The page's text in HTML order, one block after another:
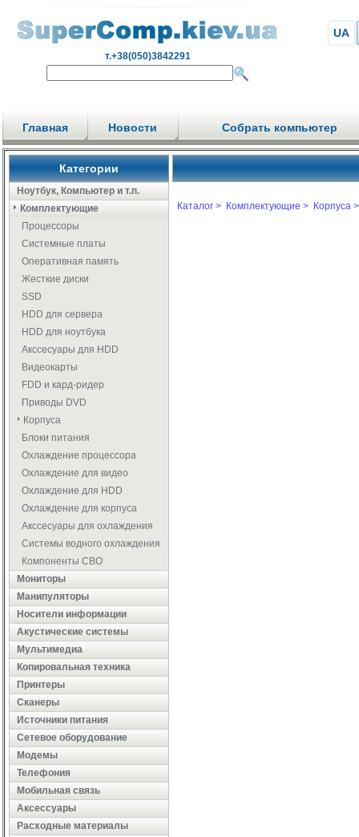
т.+38(050)3842291
UA
Главная Новости Собрать компьютер
Категории
Ноутбук, Компьютер и т.п.
Комплектующие
Процессоры
Системные платы
Оперативная память
Жесткие диски
SSD
HDD для сервера
HDD для ноутбука
Акссесуары для HDD
Видеокарты
FDD и кард-ридер
Приводы DVD
Корпуса
Блоки питания
Охлаждение процессора
Охлаждение для видео
Охлаждение для HDD
Охлаждение для корпуса
Акссесуары для охлаждения
Системы водного охлаждения
Компоненты СВО
Мониторы
Манипуляторы
Носители информации
Акустические системы
Мультимедиа
Копировальная техника
Принтеры
Сканеры
Источники питания
Сетевое оборудование
Модемы
Телефония
Мобильная связь
Аксессуары
Расходные материалы
Каталог > Комплектующие > Корпуса >